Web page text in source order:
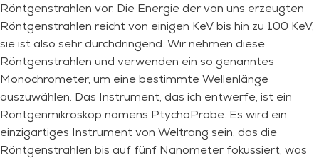
Röntgenstrahlen vor. Die Energie der von uns erzeugten
Röntgenstrahlen reicht von einigen KeV bis hin zu 100 KeV,
sie ist also sehr durchdringend. Wir nehmen diese
Röntgenstrahlen und verwenden ein so genanntes
Monochrometer, um eine bestimmte Wellenlänge
auszuwählen. Das Instrument, das ich entwerfe, ist ein
Röntgenmikroskop namens PtychoProbe. Es wird ein
einzigartiges Instrument von Weltrang sein, das die
Röntgenstrahlen bis auf fünf Nanometer fokussiert, was